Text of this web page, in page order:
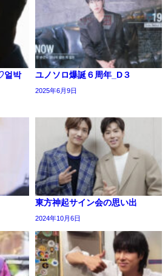
얼박
ユノソロ爆誕６周年_D３
2025年6月9日
東方神起サイン会の思い出
2024年10月6日